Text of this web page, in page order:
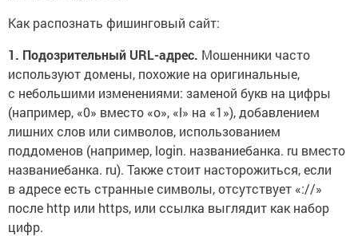
Как распознать фишинговый сайт:
1. Подозрительный URL-адрес. Мошенники часто
используют домены, похожие на оригинальные,
с небольшими изменениями: заменой букв на цифры
(например, «0» вместо «o», «l» на «1»), добавлением
лишних слов или символов, использованием
поддоменов (например, login. названиебанка. ru вместо
названиебанка. ru). Также стоит насторожиться, если
в адресе есть странные символы, отсутствует «://»
после http или https, или ссылка выглядит как набор
цифр.